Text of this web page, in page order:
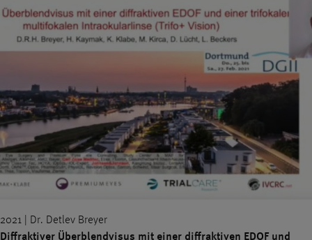
2021 | Dr. Detlev Breyer
Diffraktiver Überblendvisus mit einer diffraktiven EDOF und